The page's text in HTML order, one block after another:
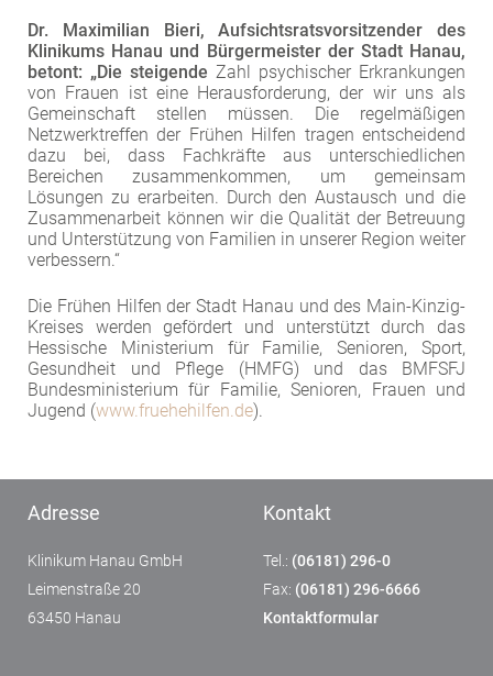
Dr. Maximilian Bieri, Aufsichtsratsvorsitzender des
Klinikums Hanau und Bürgermeister der Stadt Hanau,
betont: „Die steigende Zahl psychischer Erkrankungen
von Frauen ist eine Herausforderung, der wir uns als
Gemeinschaft stellen müssen. Die regelmäßigen
Netzwerktreffen der Frühen Hilfen tragen entscheidend
dazu bei, dass Fachkräfte aus unterschiedlichen
Bereichen zusammenkommen, um gemeinsam
Lösungen zu erarbeiten. Durch den Austausch und die
Zusammenarbeit können wir die Qualität der Betreuung
und Unterstützung von Familien in unserer Region weiter
verbessern.“
Die Frühen Hilfen der Stadt Hanau und des Main-Kinzig-
Kreises werden gefördert und unterstützt durch das
Hessische Ministerium für Familie, Senioren, Sport,
Gesundheit und Pflege (HMFG) und das BMFSFJ
Bundesministerium für Familie, Senioren, Frauen und
Jugend (www.fruehehilfen.de).
Adresse
Klinikum Hanau GmbH
Leimenstraße 20
63450 Hanau
Kontakt
Tel.: (06181) 296-0
Fax: (06181) 296-6666
Kontaktformular